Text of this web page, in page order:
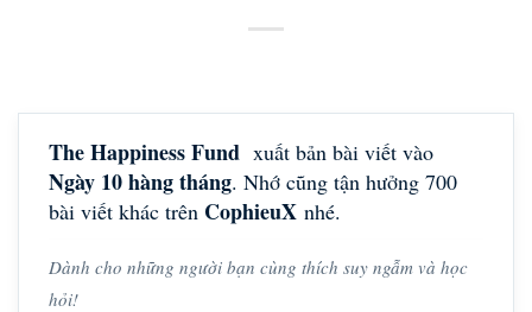
The Happiness Fund xuất bản bài viết vào
Ngày 10 hàng tháng. Nhớ cũng tận hưởng 700
bài viết khác trên CophieuX nhé.
Dành cho những người bạn cùng thích suy ngẫm và học
hỏi!